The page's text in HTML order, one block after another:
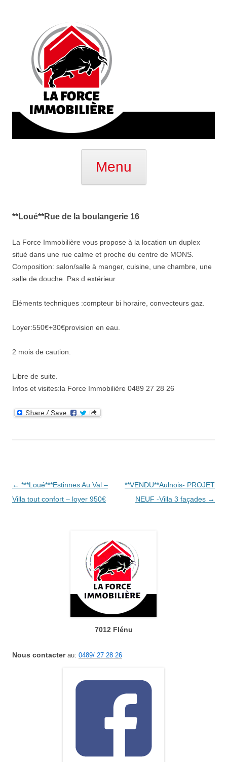
Menu
**Loué**Rue de la boulangerie 16
La Force Immobilière vous propose à la location un duplex
situé dans une rue calme et proche du centre de MONS.
Composition: salon/salle à manger, cuisine, une chambre, une
salle de douche. Pas d extérieur.
Eléments techniques :compteur bi horaire, convecteurs gaz.
Loyer:550€+30€provision en eau.
2 mois de caution.
Libre de suite.
Infos et visites:la Force Immobilière 0489 27 28 26
Navigation
des
← ***Loué***Estinnes Au Val –
Villa tout confort – loyer 950€
**VENDU**Aulnois- PROJET
NEUF -Villa 3 façades →
7012 Flénu
Nous contacterau: 0489/ 27 28 26